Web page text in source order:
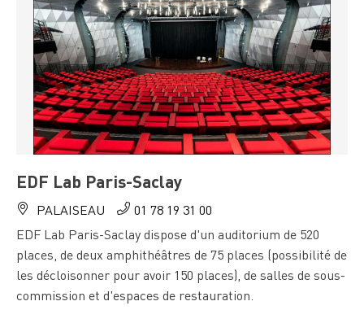
EDF Lab Paris-Saclay
PALAISEAU
01 78 19 31 00
EDF Lab Paris-Saclay dispose d'un auditorium de 520
places, de deux amphithéâtres de 75 places (possibilité de
les décloisonner pour avoir 150 places), de salles de sous-
commission et d'espaces de restauration.